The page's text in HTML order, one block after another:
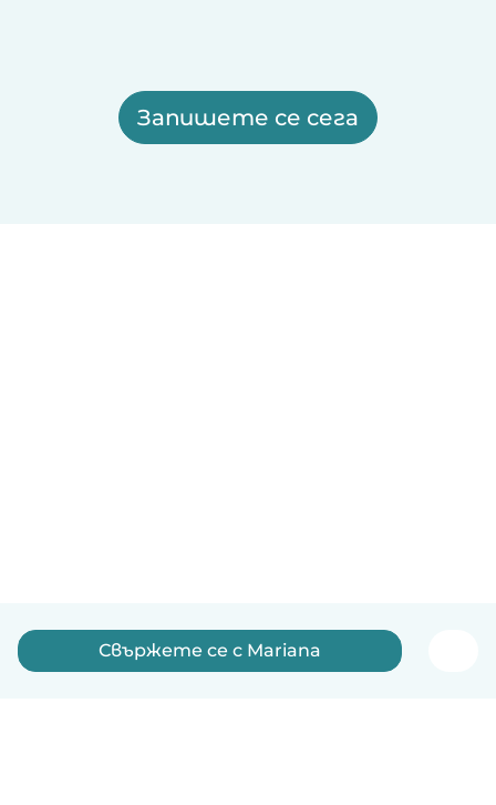
Запишете се сега
Свържете се с Mariana